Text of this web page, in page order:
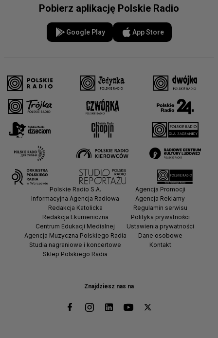
Pobierz aplikację Polskie Radio
Google Play App Store
Znajdziesz nas na
Polskie Radio S.A.
Informacyjna Agencja Radiowa
Redakcja Katolicka
Redakcja Ekumeniczna
Centrum Edukacji Medialnej
Agencja Muzyczna Polskiego Radia
Studia nagraniowe i koncertowe
Sklep Polskiego Radia
Agencja Promocji
Agencja Reklamy
Regulamin serwisu
Polityka prywatności
Ustawienia prywatności
Dane osobowe
Kontakt